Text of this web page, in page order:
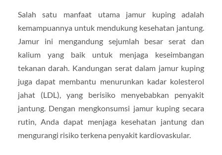
Salah satu manfaat utama jamur kuping adalah
kemampuannya untuk mendukung kesehatan jantung.
Jamur ini mengandung sejumlah besar serat dan
kalium yang baik untuk menjaga keseimbangan
tekanan darah. Kandungan serat dalam jamur kuping
juga dapat membantu menurunkan kadar kolesterol
jahat (LDL), yang berisiko menyebabkan penyakit
jantung. Dengan mengkonsumsi jamur kuping secara
rutin, Anda dapat menjaga kesehatan jantung dan
mengurangi risiko terkena penyakit kardiovaskular.